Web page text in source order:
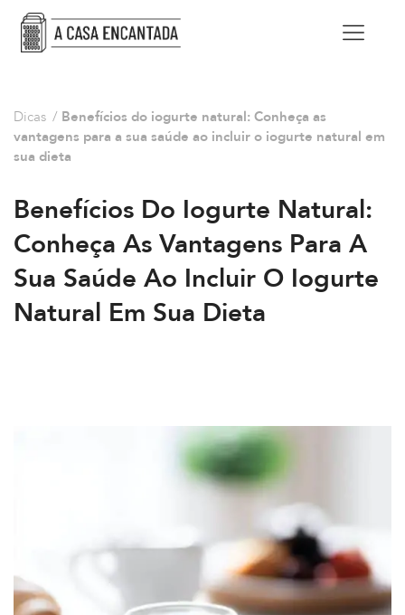
Dicas / Benefícios do iogurte natural: Conheça as
vantagens para a sua saúde ao incluir o iogurte natural em
sua dieta
Benefícios Do Iogurte Natural:
Conheça As Vantagens Para A
Sua Saúde Ao Incluir O Iogurte
Natural Em Sua Dieta